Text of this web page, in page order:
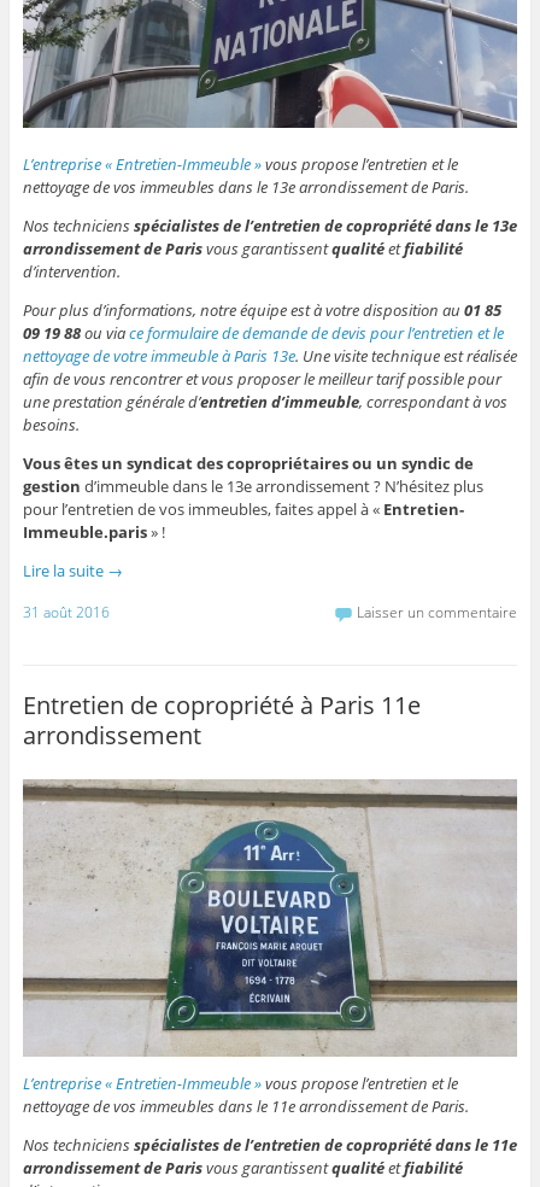
L’entreprise « Entretien-Immeuble »vous propose l’entretien et le
nettoyage de vos immeubles dans le 13e arrondissement de Paris.
Nos techniciensspécialistes de l’entretien de copropriété dans le 13e
arrondissement de Parisvous garantissentqualitéetfiabilité
d’intervention.
Pour plus d’informations, notre équipe est à votre disposition au 01 85
09 19 88ou viace formulaire de demande de devis pour l’entretien et le
nettoyage de votre immeuble à Paris 13e. Une visite technique est réalisée
afin de vous rencontrer et vous proposer le meilleur tarif possible pour
une prestation générale d’entretien d’immeuble, correspondant à vos
besoins.
Vous êtes un syndicat des copropriétaires ou un syndic de
gestion d’immeuble dans le 13e arrondissement ? N’hésitez plus
pour l’entretien de vos immeubles, faites appel à « Entretien-
Immeuble.paris» !
Lire la suite →
31 août 2016 Laisser un commentaire
Entretien de copropriété à Paris 11e
arrondissement
L’entreprise « Entretien-Immeuble »vous propose l’entretien et le
nettoyage de vos immeubles dans le 11e arrondissement de Paris.
Nos techniciensspécialistes de l’entretien de copropriété dans le 11e
arrondissement de Parisvous garantissentqualitéetfiabilité